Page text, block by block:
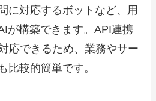
に対応するボットなど、用
が構築できます。API連携
応できるため、業務やサー
比較的簡単です。